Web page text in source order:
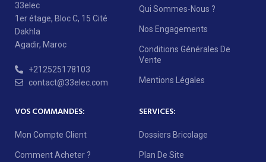
33elec
1er étage, Bloc C, 15 Cité
Dakhla
Agadir, Maroc
+212525178103
contact@33elec.com
Qui Sommes-Nous ?
Nos Engagements
Conditions Générales De
Vente
Mentions Légales
VOS COMMANDES:
Mon Compte Client
Comment Acheter ?
SERVICES:
Dossiers Bricolage
Plan De Site